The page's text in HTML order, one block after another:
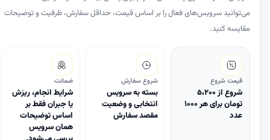
می‌توانید سرویس‌های فعال را بر اساس قیمت، حداقل سفارش، ظرفیت و توضیحات
مقایسه کنید.
قیمت شروع
شروع از 5،200
تومان برای هر ۱۰۰۰
شروع سفارش
بسته به سرویس
انتخابی و وضعیت
مقصد سفارش
شرایط انجام، ریزش
یا جبران فقط بر
اساس توضیحات
همان سرویس